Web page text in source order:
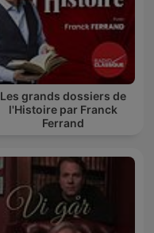
Les grands dossiers de
l'Histoire par Franck
Ferrand